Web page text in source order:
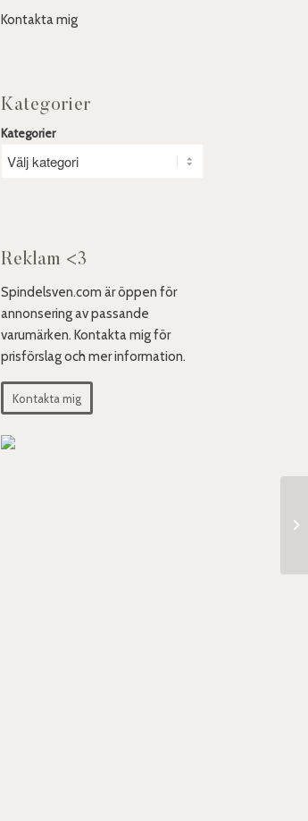
Kontakta mig
Kategorier
Kategorier
Reklam <3
Spindelsven.com är öppen för
annonsering av passande
varumärken. Kontakta mig för
prisförslag och mer information.
Kontakta mig